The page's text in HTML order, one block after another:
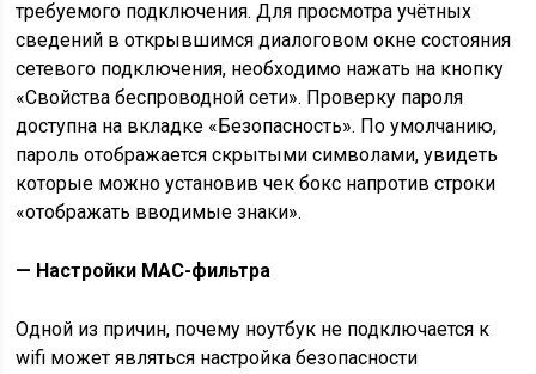
требуемого подключения. Для просмотра учётных
сведений в открывшимся диалоговом окне состояния
сетевого подключения, необходимо нажать на кнопку
«Свойства беспроводной сети». Проверку пароля
доступна на вкладке «Безопасность». По умолчанию,
пароль отображается скрытыми символами, увидеть
которые можно установив чек бокс напротив строки
«отображать вводимые знаки».
— Настройки MAC-фильтра
Одной из причин, почему ноутбук не подключается к
wifi может являться настройка безопасности